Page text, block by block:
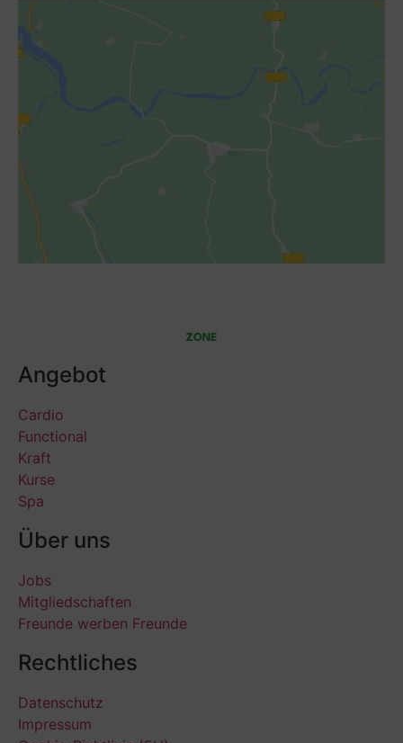
Angebot
Cardio
Functional
Kraft
Kurse
Spa
Über uns
Jobs
Mitgliedschaften
Freunde werben Freunde
Rechtliches
Datenschutz
Impressum